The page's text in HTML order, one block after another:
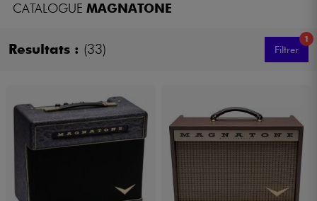
Batteries & Percu
Vents
CATALOGUE MAGNATONE
Resultats : (33)
1
Filtrer